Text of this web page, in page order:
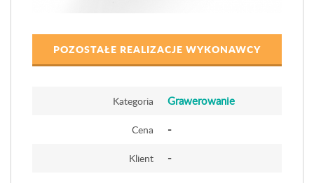
POZOSTAŁE REALIZACJE WYKONAWCY
Kategoria Grawerowanie
Cena -
Klient -